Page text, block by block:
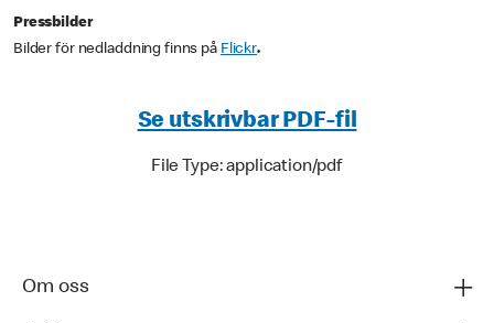
Pressbilder
Bilder för nedladdning finns på Flickr.
Se utskrivbar PDF-fil
File Type: application/pdf
Om oss